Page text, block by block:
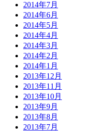
2014年7月
2014年6月
2014年5月
2014年4月
2014年3月
2014年2月
2014年1月
2013年12月
2013年11月
2013年10月
2013年9月
2013年8月
2013年7月